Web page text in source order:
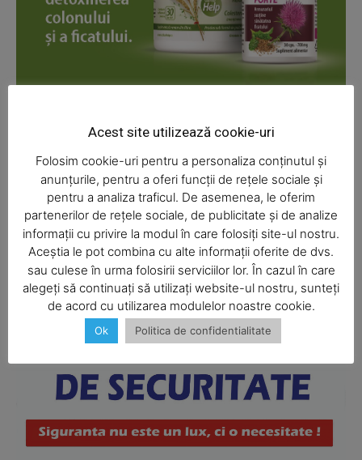
News Week
Magazine PRO
SUBSCRIBE NOW
Company
About
Contact us
Subscription Plans
My account
Acest site utilizează cookie-uri
Folosim cookie-uri pentru a personaliza conținutul și
anunțurile, pentru a oferi funcții de rețele sociale și
pentru a analiza traficul. De asemenea, le oferim
partenerilor de rețele sociale, de publicitate și de analize
informații cu privire la modul în care folosiți site-ul nostru.
Aceștia le pot combina cu alte informații oferite de dvs.
sau culese în urma folosirii serviciilor lor. În cazul în care
alegeți să continuați să utilizați website-ul nostru, sunteți
de acord cu utilizarea modulelor noastre cookie.
Ok Politica de confidentialitate